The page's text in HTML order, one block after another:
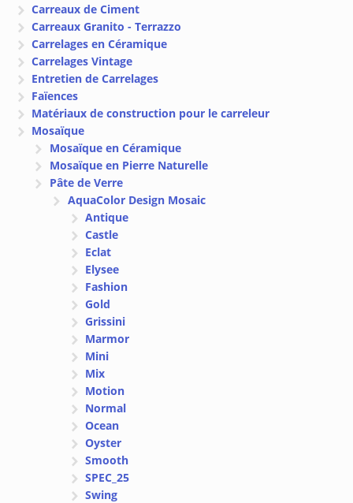
Carreaux de Ciment
Carreaux Granito - Terrazzo
Carrelages en Céramique
Carrelages Vintage
Entretien de Carrelages
Faïences
Matériaux de construction pour le carreleur
Mosaïque
Mosaïque en Céramique
Mosaïque en Pierre Naturelle
Pâte de Verre
AquaColor Design Mosaic
Antique
Castle
Eclat
Elysee
Fashion
Gold
Grissini
Marmor
Mini
Mix
Motion
Normal
Ocean
Oyster
Smooth
SPEC_25
Swing